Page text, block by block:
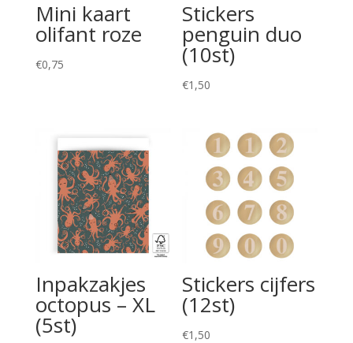
Mini kaart
olifant roze
€0,75
Stickers
penguin duo
(10st)
€1,50
Inpakzakjes
octopus – XL
(5st)
Stickers cijfers
(12st)
€1,50